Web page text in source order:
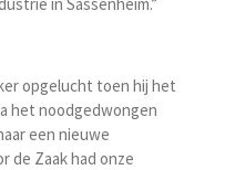
opgelucht toen hij het
het noodgedwongen
een nieuwe
de Zaak had onze